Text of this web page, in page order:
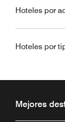
Hoteles por
Hoteles por
Mejores